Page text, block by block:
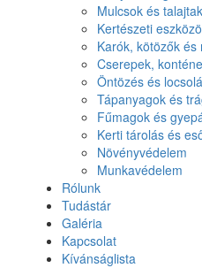
Mulcsok és
Kertészeti
Karók, kötözők
Cserepek,
Öntözés és
Tápanyagok és
Fűmagok és
Kerti tárolás és
Növényvédelem
Munkavédelem
Rólunk
Tudástár
Galéria
Kapcsolat
Kívánságlista